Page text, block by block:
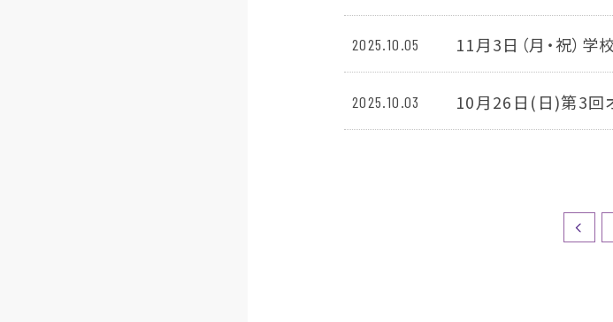
2025.10.05 11月3日（月・祝）学
2025.10.03 10月26日(日)第3回